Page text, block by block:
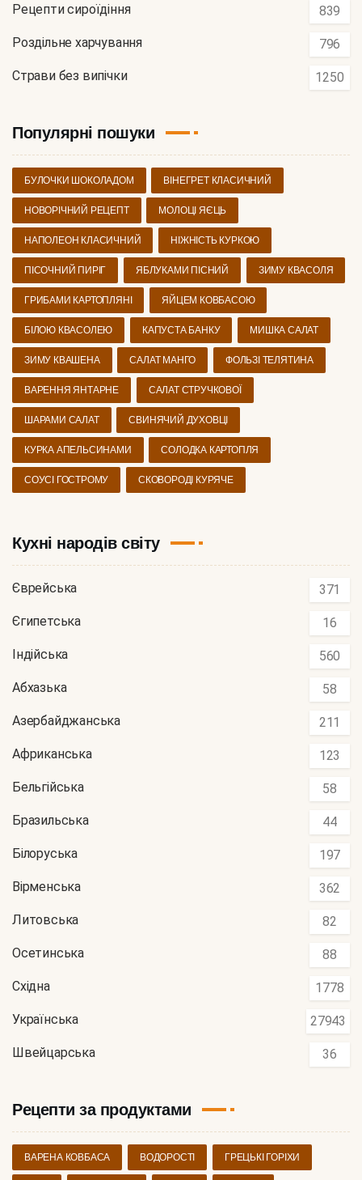
Рецепти сироїдіння 839
Роздільне харчування 796
Страви без випічки 1250
Популярні пошуки
БУЛОЧКИ ШОКОЛАДОМ ВІНЕГРЕТ КЛАСИЧНИЙ
НОВОРІЧНИЙ РЕЦЕПТ МОЛОЦІ ЯЄЦЬ
НАПОЛЕОН КЛАСИЧНИЙ НІЖНІСТЬ КУРКОЮ
ПІСОЧНИЙ ПИРІГ ЯБЛУКАМИ ПІСНИЙ ЗИМУ КВАСОЛЯ
ГРИБАМИ КАРТОПЛЯНІ ЯЙЦЕМ КОВБАСОЮ
БІЛОЮ КВАСОЛЕЮ КАПУСТА БАНКУ МИШКА САЛАТ
ЗИМУ КВАШЕНА САЛАТ МАНГО ФОЛЬЗІ ТЕЛЯТИНА
ВАРЕННЯ ЯНТАРНЕ САЛАТ СТРУЧКОВОЇ
ШАРАМИ САЛАТ СВИНЯЧИЙ ДУХОВЦІ
КУРКА АПЕЛЬСИНАМИ СОЛОДКА КАРТОПЛЯ
СОУСІ ГОСТРОМУ СКОВОРОДІ КУРЯЧЕ
Кухні народів світу
Єврейська 371
Єгипетська 16
Індійська 560
Абхазька 58
Азербайджанська 211
Африканська 123
Бельгійська 58
Бразильська 44
Білоруська 197
Вірменська 362
Литовська 82
Осетинська 88
Східна 1778
Українська 27943
Швейцарська 36
Рецепти за продуктами
ВАРЕНА КОВБАСА ВОДОРОСТІ ГРЕЦЬКІ ГОРІХИ